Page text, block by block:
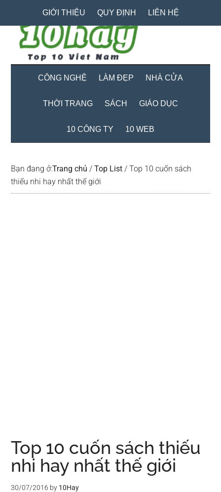
content
secondary
menu
primary
sidebar
GIỚI THIỆU QUY ĐỊNH LIÊN HỆ
CÔNG NGHỆ LÀM ĐẸP NHÀ CỬA
THỜI TRANG SÁCH GIÁO DỤC
10 CÔNG TY 10 WEB
Bạn đang ở:Trang chủ / Top List / Top 10 cuốn sách
thiếu nhi hay nhất thế giới
Top 10 cuốn sách thiếu
nhi hay nhất thế giới
30/07/2016 by 10Hay